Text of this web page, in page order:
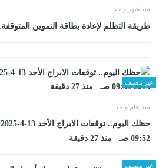
منذ شهر واحد
طريقة التظلم لإعادة بطاقة التموين
غير مصنف
منذ عام واحد
09:52 صـ منذ 27 دقيقة
غير مصنف